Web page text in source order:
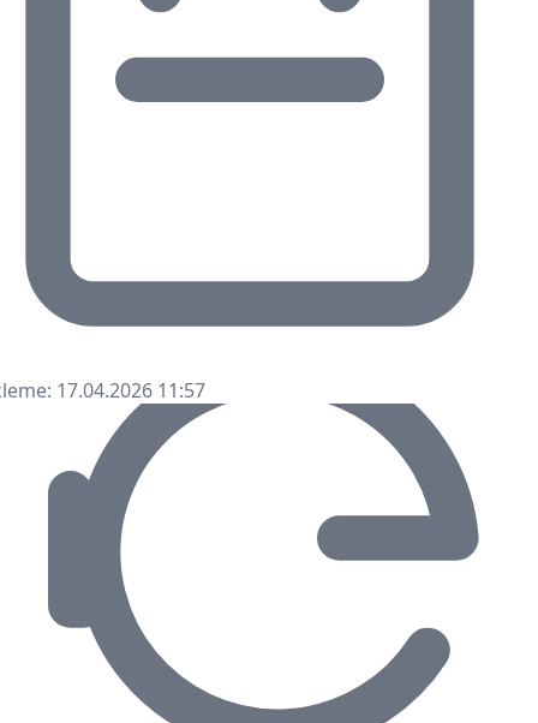
17.04.2026 11:57